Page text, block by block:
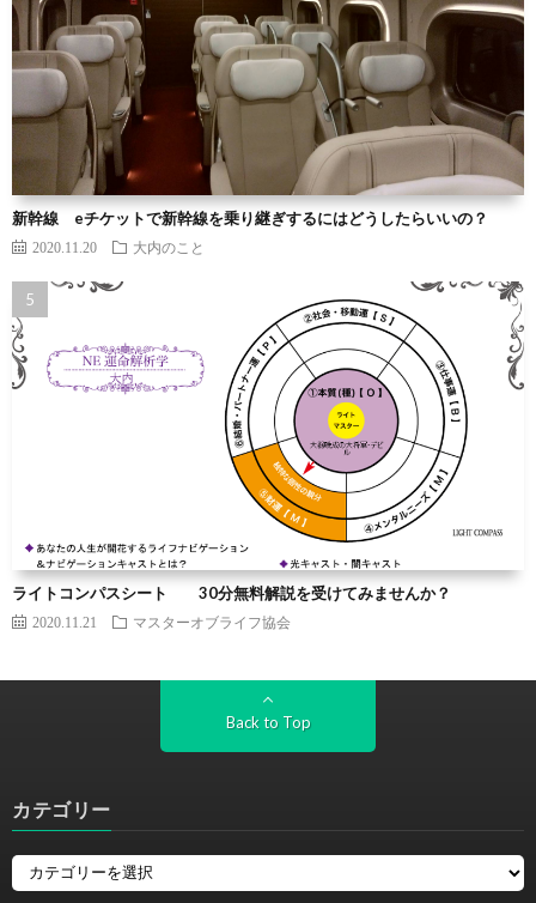
新幹線 eチケットで新幹線を乗り継ぎするにはどうしたらいいの？
2020.11.20 大内のこと
ライトコンパスシート 30分無料解説を受けてみませんか？
2020.11.21 マスターオブライフ協会
Back to Top
カテゴリー